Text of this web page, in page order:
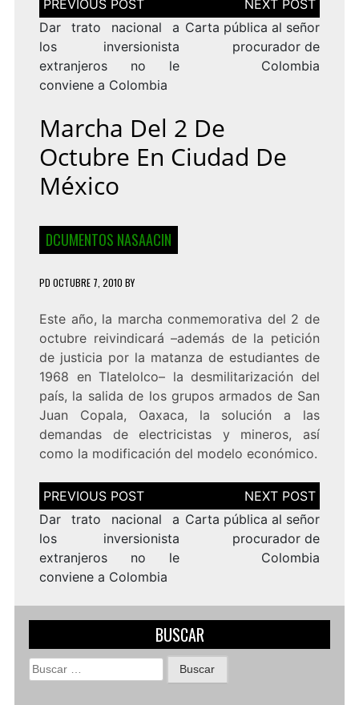
de
entradas
Dar trato nacional a
los inversionista
extranjeros no le
conviene a Colombia
Carta pública al señor
procurador de
Colombia
Marcha Del 2 De
Octubre En Ciudad De
México
DCUMENTOS NASAACIN
PD OCTUBRE 7, 2010 BY
Este año, la marcha conmemorativa del 2 de
octubre reivindicará –además de la petición
de justicia por la matanza de estudiantes de
1968 en Tlatelolco– la desmilitarización del
país, la salida de los grupos armados de San
Juan Copala, Oaxaca, la solución a las
demandas de electricistas y mineros, así
como la modificación del modelo económico.
Navegación
de
entradas
Dar trato nacional a
los inversionista
extranjeros no le
conviene a Colombia
Carta pública al señor
procurador de
Colombia
BUSCAR
Buscar: